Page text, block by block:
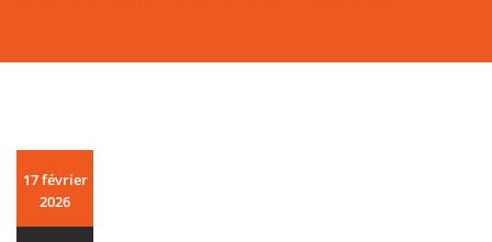
17 février
2026